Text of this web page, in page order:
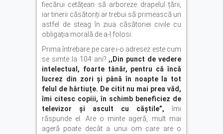
fiecărui cetățean să arboreze drapelul țării,
iar tinerii căsătoriți ar trebui să primească un
astfel de steag în ziua căsătoriei civile cu
obligația morală de a-l folosi.
Prima întrebare pe care i-o adresez este cum
se simte la 104 ani? ,,Din punct de vedere
intelectual, foarte tânăr, pentru că încă
lucrez din zori și până în noapte la tot
felul de hârtiuțe. De citit nu mai prea văd,
îmi citesc copiii, în schimb beneficiez de
televizor și ascult cu căștile”, îmi
răspunde el. Are o minte ageră, mult mai
ageră poate decât a unui om care are o